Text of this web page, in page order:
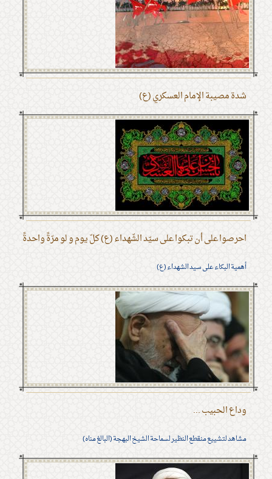
شدة مصيبة الإمام العسكري (ع)
احرصوا على أن تبكوا على سيّد الشّهداء (ع) كلّ يوم و لو مرّةً واحدةً
أهمية البكاء على سيد الشهداء (ع)
وداع الحبيب ...
مشاهد لتشييع منقطع النظير لسماحة الشيخ البهجة (البالغ مناه)